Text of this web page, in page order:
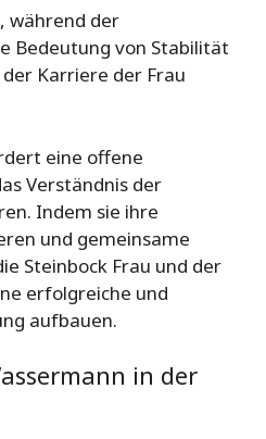
während der
Bedeutung von Stabilität
Karriere der Frau
eine offene
Verständnis der
Indem sie ihre
und gemeinsame
Steinbock Frau und der
erfolgreiche und
aufbauen.
in der